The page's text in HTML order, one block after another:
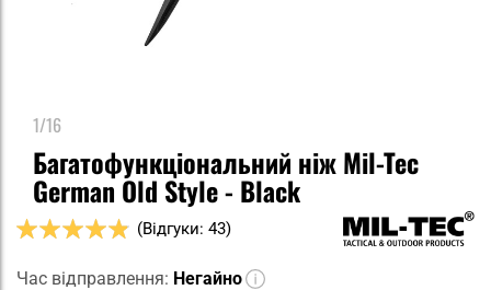
1/16
Багатофункціональний ніж Mil-Tec
German Old Style - Black
Оцінка:
(Відгуки: 43)
Час відправлення: Негайно